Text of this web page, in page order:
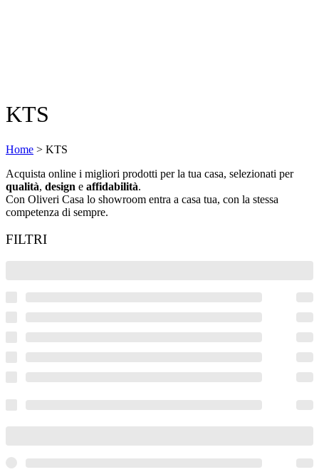
KTS
Home > KTS
Acquista online i migliori prodotti per la tua casa, selezionati per
qualità, design e affidabilità.
Con Oliveri Casa lo showroom entra a casa tua, con la stessa
competenza di sempre.
FILTRI